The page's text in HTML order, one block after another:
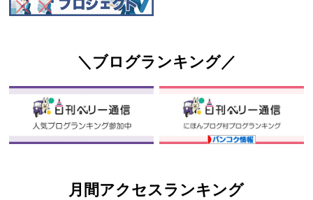
＼ブログランキング／
月間アクセスランキング